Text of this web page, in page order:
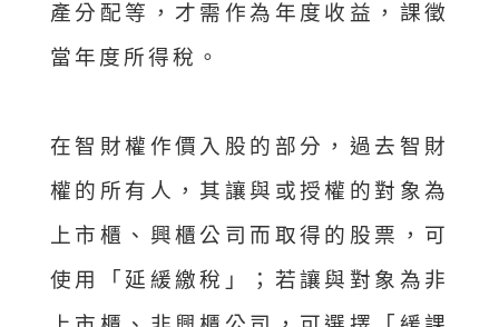
產分配等，才需作為年度收益，課徵
當年度所得稅。
在智財權作價入股的部分，過去智財
權的所有人，其讓與或授權的對象為
上市櫃、興櫃公司而取得的股票，可
使用「延緩繳稅」；若讓與對象為非